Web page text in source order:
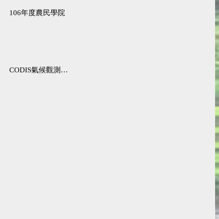
106年度農民學院
CODIS氣候觀測資料查詢服務